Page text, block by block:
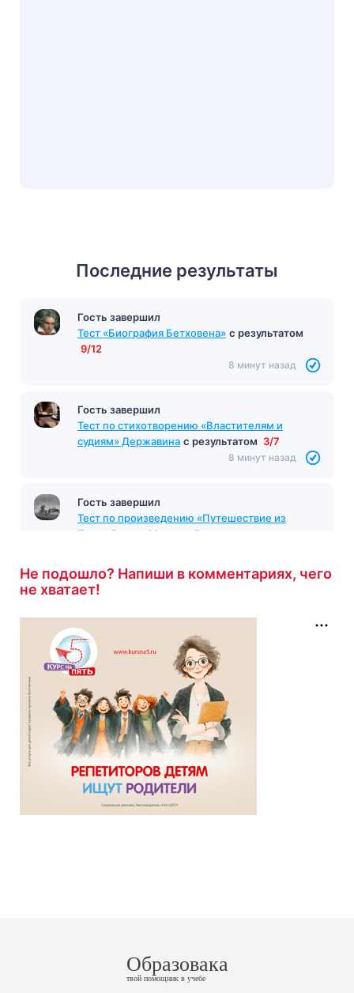
Последние результаты
Гость завершил
Тест «Ромео и Джульетта» с результатом 11/16
Тест «Биография Бетховена»
9/12
8 минут назад
Тест по стихотворению «Властителям и
судиям» Державина с результатом 3/7
Не подошло? Напиши в комментариях, чего
не хватает!
Образовака
твой помощник в учебе